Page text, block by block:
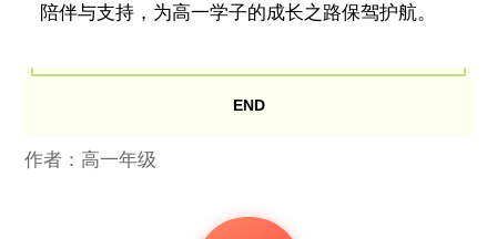
陪伴与支持，为高一学子的成长之路保驾护航。
END
作者：高一年级